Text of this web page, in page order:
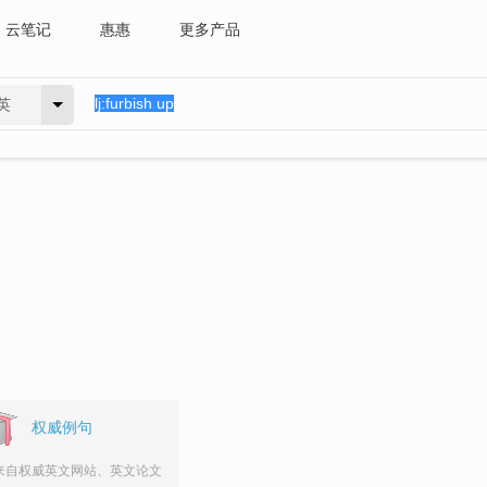
云笔记 惠惠 更多产品
权威例句
自权威英文网站、英文论文